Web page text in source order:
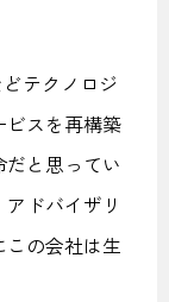
テクノロジ
ビスを再構築
と思ってい
ドバイザリ
の会社は生